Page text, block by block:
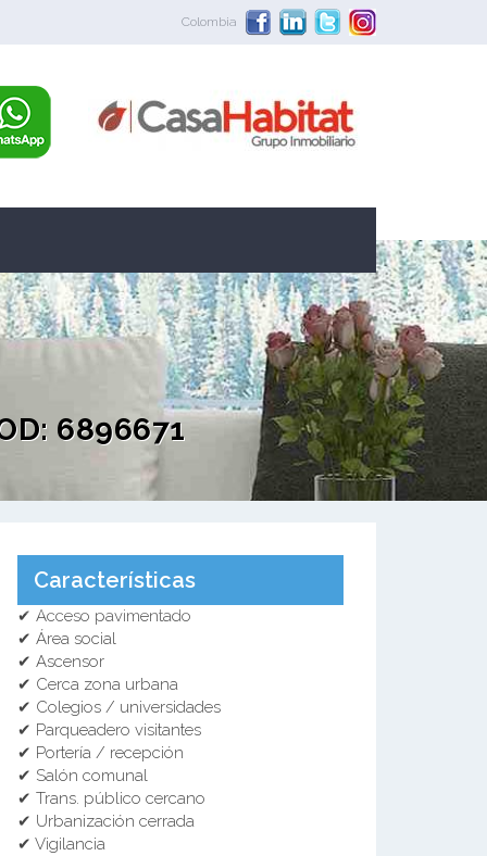
Colombia
6896671
Características
✔ Acceso pavimentado
✔ Área social
✔ Ascensor
✔ Cerca zona urbana
✔ Colegios / universidades
✔ Parqueadero visitantes
✔ Portería / recepción
✔ Salón comunal
✔ Trans. público cercano
✔ Urbanización cerrada
✔ Vigilancia